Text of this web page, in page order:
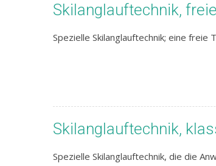
Skilanglauftechnik, freie
Spezielle Skilanglauftechnik; eine
Skilanglauftechnik,
Spezielle Skilanglauftechnik, die die